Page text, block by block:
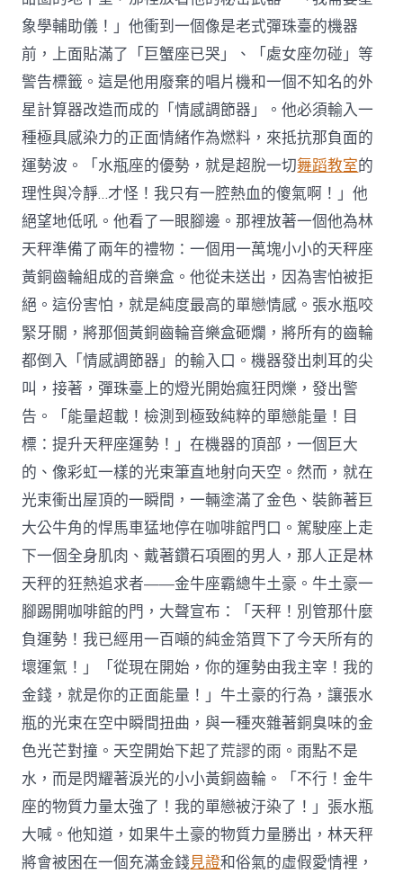
象學輔助儀！」他衝到一個像是老式彈珠臺的機器
前，上面貼滿了「巨蟹座已哭」、「處女座勿碰」等
警告標籤。這是他用廢棄的唱片機和一個不知名的外
星計算器改造而成的「情感調節器」。他必須輸入一
種極具感染力的正面情緒作為燃料，來抵抗那負面的
運勢波。「水瓶座的優勢，就是超脫一切舞蹈教室的
理性與冷靜…才怪！我只有一腔熱血的傻氣啊！」他
絕望地低吼。他看了一眼腳邊。那裡放著一個他為林
天秤準備了兩年的禮物：一個用一萬塊小小的天秤座
黃銅齒輪組成的音樂盒。他從未送出，因為害怕被拒
絕。這份害怕，就是純度最高的單戀情感。張水瓶咬
緊牙關，將那個黃銅齒輪音樂盒砸爛，將所有的齒輪
都倒入「情感調節器」的輸入口。機器發出刺耳的尖
叫，接著，彈珠臺上的燈光開始瘋狂閃爍，發出警
告。「能量超載！檢測到極致純粹的單戀能量！目
標：提升天秤座運勢！」在機器的頂部，一個巨大
的、像彩虹一樣的光束筆直地射向天空。然而，就在
光束衝出屋頂的一瞬間，一輛塗滿了金色、裝飾著巨
大公牛角的悍馬車猛地停在咖啡館門口。駕駛座上走
下一個全身肌肉、戴著鑽石項圈的男人，那人正是林
天秤的狂熱追求者——金牛座霸總牛土豪。牛土豪一
腳踢開咖啡館的門，大聲宣布：「天秤！別管那什麼
負運勢！我已經用一百噸的純金箔買下了今天所有的
壞運氣！」「從現在開始，你的運勢由我主宰！我的
金錢，就是你的正面能量！」牛土豪的行為，讓張水
瓶的光束在空中瞬間扭曲，與一種夾雜著銅臭味的金
色光芒對撞。天空開始下起了荒謬的雨。雨點不是
水，而是閃耀著淚光的小小黃銅齒輪。「不行！金牛
座的物質力量太強了！我的單戀被汙染了！」張水瓶
大喊。他知道，如果牛土豪的物質力量勝出，林天秤
將會被困在一個充滿金錢見證和俗氣的虛假愛情裡，